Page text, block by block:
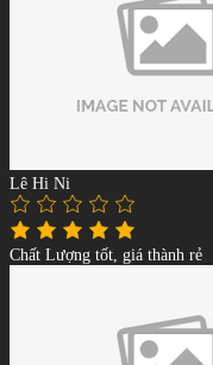
Lê Hi Ni
Chất Lượng tốt, giá thành rẻ